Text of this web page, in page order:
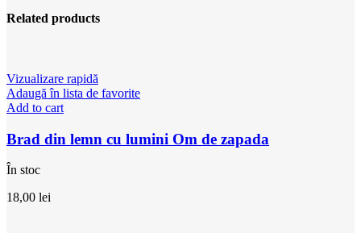
Related products
Vizualizare rapidă
Adaugă în lista de favorite
Add to cart
Brad din lemn cu lumini Om de zapada
În stoc
18,00 lei